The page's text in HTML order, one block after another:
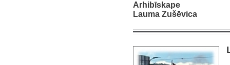
Arhibīskape
Lauma Zušēvica